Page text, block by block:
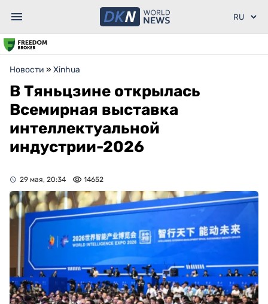
Новости » Xinhua
В Тяньцзине открылась
Всемирная выставка
интеллектуальной
индустрии-2026
29 мая, 20:34 14652